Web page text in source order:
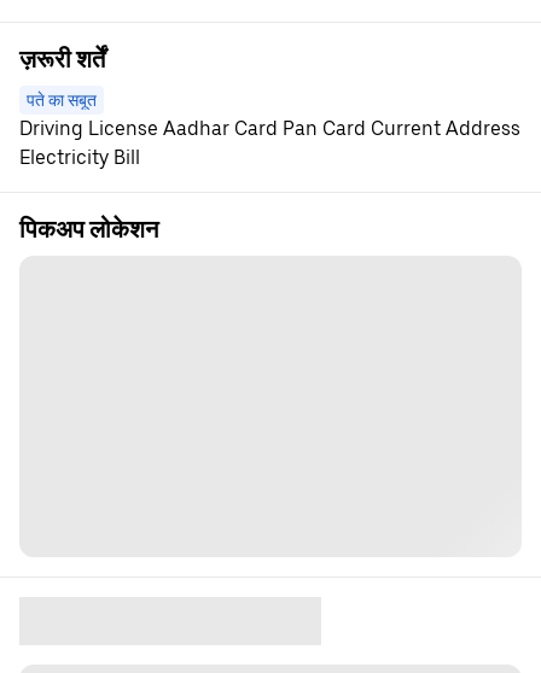
ज़रूरी शर्तें
पते का सबूत
Driving License Aadhar Card Pan Card Current Address
Electricity Bill
पिकअप लोकेशन